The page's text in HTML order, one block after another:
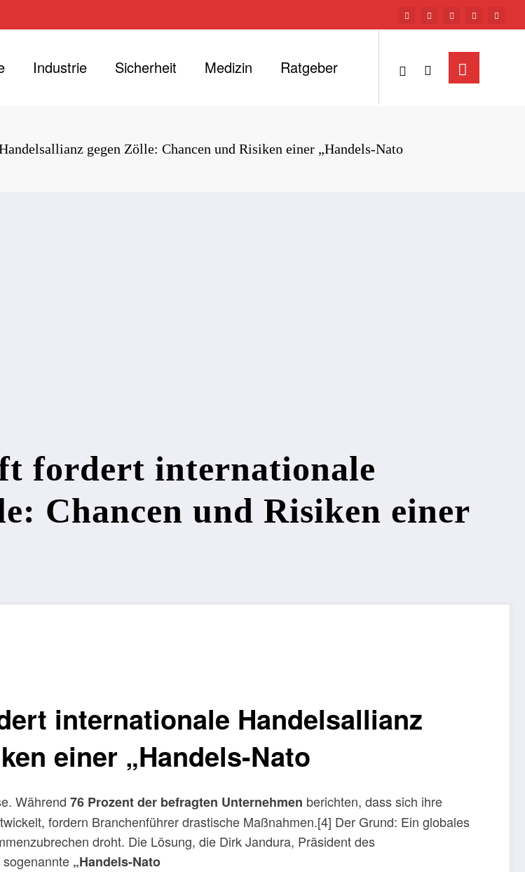
Industrie Sicherheit Medizin Ratgeber
gegen Zölle: Chancen und Risiken einer „Handels-Nato
fordert internationale
Chancen und Risiken einer
internationale Handelsallianz
einer „Handels-Nato
Während 76 Prozent der befragten Unternehmen berichten, dass sich ihre
fordern Branchenführer drastische Maßnahmen.[4] Der Grund: Ein globales
droht. Die Lösung, die Dirk Jandura, Präsident des
„Handels-Nato